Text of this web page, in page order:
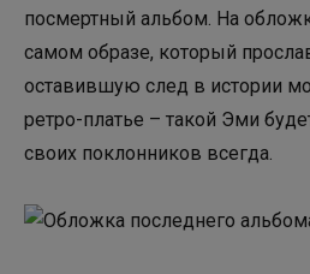
посмертный альбом. На
самом образе, который
оставившую след в истории
ретро-платье – такой Эми
своих поклонников всегда.